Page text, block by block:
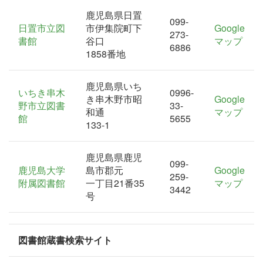
日置市立図
書館
鹿児島県日置
市伊集院町下
谷口
1858番地
099-
273-
6886
Google
マップ
いちき串木
野市立図書
館
鹿児島県いち
き串木野市昭
和通
133-1
0996-
33-
5655
Google
マップ
鹿児島大学
附属図書館
鹿児島県鹿児
島市郡元
一丁目21番35
号
099-
259-
3442
Google
マップ
図書館蔵書検索サイト